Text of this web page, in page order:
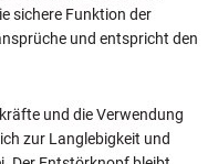
sichere Funktion der
und entspricht den
und die Verwendung
zur Langlebigkeit und